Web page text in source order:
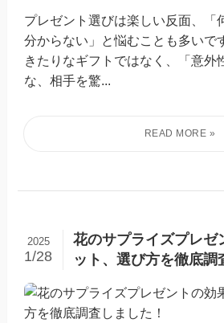
プレゼント選びは楽しい反面、「
分からない」と悩むことも多いで
きたりなギフトではなく、「意外
な、相手を驚...
花のサプライズプレゼ
ット、選び方を徹底調
2025
1/28